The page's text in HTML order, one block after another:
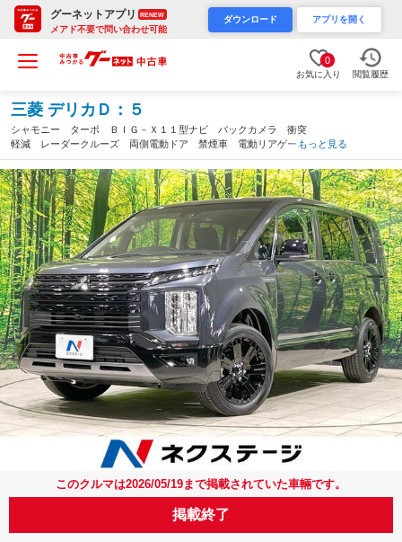
グーネットアプリ RENEW
メアド不要で問い合わせ可能
ダウンロード アプリを開く
0
お気に入り 閲覧履歴
三菱 デリカＤ：５
シャモニー ターボ ＢＩＧ－Ｘ１１型ナビ バックカメラ 衝突
軽減 レーダークルーズ 両側電動ドア 禁煙車 電動リアゲー
ト ハーフレザーシート パワーシート 前席シートヒーター ス
テアリングヒーター ＬＥＤヘッド（茨城県）
もっと見る
このクルマは2026/05/19まで掲載されていた車輛です。
掲載終了